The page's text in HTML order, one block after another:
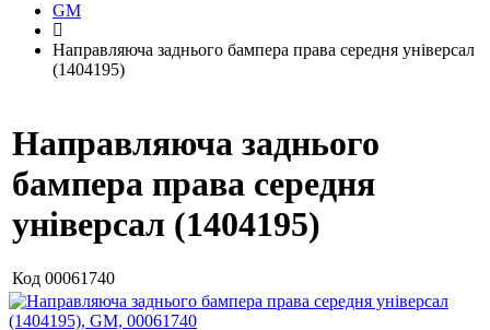
GM
Направляюча заднього бампера права середня універсал
(1404195)
Направляюча заднього
бампера права середня
універсал (1404195)
Код 00061740